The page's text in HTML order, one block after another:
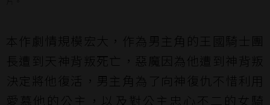
本作劇情規模宏大，作為男主角的王國騎士團
長遭到天神背叛死亡，惡魔因為他遭到神背叛
決定將他復活，男主角為了向神復仇不惜利用
愛慕他的公主，以及對公主忠心不二的女騎